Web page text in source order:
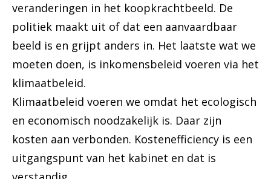
veranderingen in het koopkrachtbeeld. De
politiek maakt uit of dat een aanvaardbaar
beeld is en grijpt anders in. Het laatste wat we
moeten doen, is inkomensbeleid voeren via het
klimaatbeleid.
Klimaatbeleid voeren we omdat het ecologisch
en economisch noodzakelijk is. Daar zijn
kosten aan verbonden. Kostenefficiency is een
uitgangspunt van het kabinet en dat is